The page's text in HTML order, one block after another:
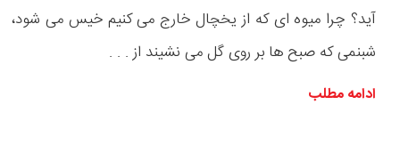
آید؟ چرا میوه ای که از یخچال خارج می کنیم خیس می شود،
شبنمی که صبح ها بر روی گل می نشیند از . . .
ادامه مطلب